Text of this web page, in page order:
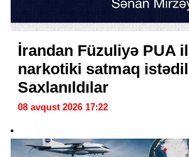
İrandan Füzuliyə PUA
narkotiki satmaq
Saxlanıldılar
08 avqust 2026 17:22